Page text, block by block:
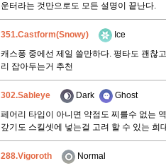
운터라는 것만으로도 모든 설명이 끝난다.
351.Castform(Snowy)
Ice
캐스퐁 중에선 제일 쓸만하다. 평타도 괜찮
리 잡아두는거 추천
302.Sableye Dark
Ghost
페어리 타입이 아니면 약점도 찌를수 없는
갚기도 스킬셋에 넣는걸 고려 할 수 있는 희
288.Vigoroth
Normal